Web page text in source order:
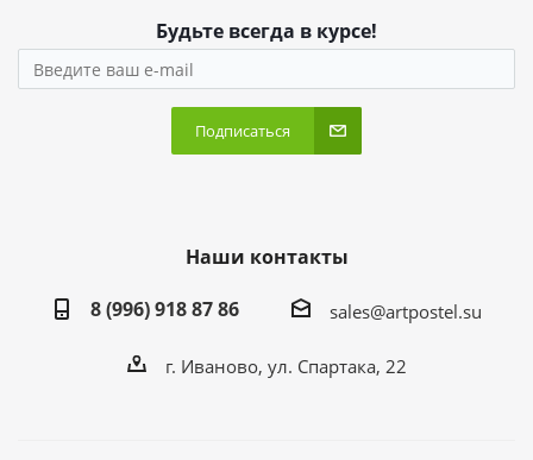
Будьте всегда в курсе!
Подписаться
Наши контакты
8 (996) 918 87 86
sales@artpostel.su
г. Иваново, ул. Спартака, 22